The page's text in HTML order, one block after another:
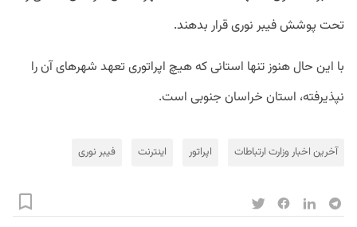
تحت پوشش فیبر نوری قرار بدهند.
با این حال هنوز تنها استانی که هیچ اپراتوری تعهد شهرهای آن را
نپذیرفته،‌ استان خراسان جنوبی است.
آخرین اخبار وزارت ارتباطات اپراتور اینترنت فیبر نوری